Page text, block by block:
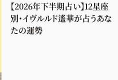
【2026年下半期占い】12星座
別・イヴルルド遙華が占うあな
たの運勢